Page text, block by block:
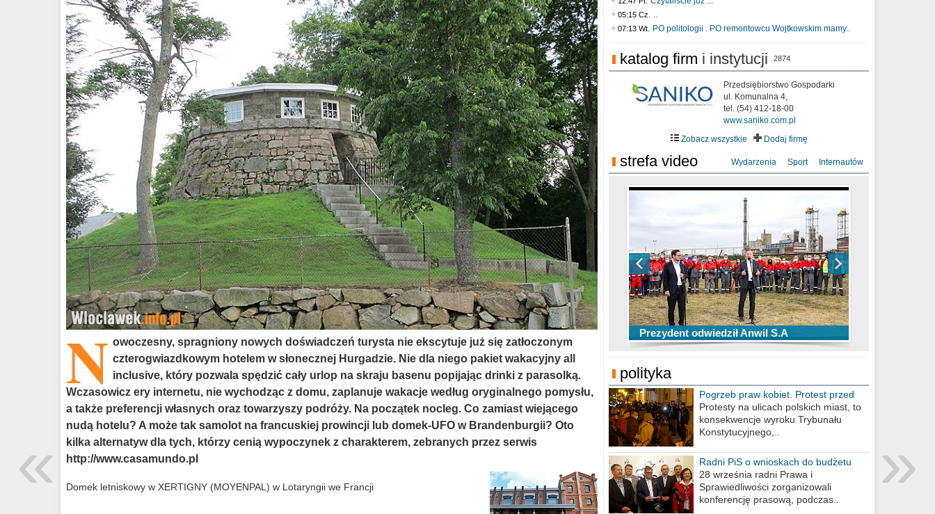
N owoczesny, spragniony nowych doświadczeń turysta nie ekscytuje już się zatłoczonym
czterogwiazdkowym hotelem w słonecznej Hurgadzie. Nie dla niego pakiet wakacyjny all
inclusive, który pozwala spędzić cały urlop na skraju basenu popijając drinki z parasolką.
Wczasowicz ery internetu, nie wychodząc z domu, zaplanuje wakacje według oryginalnego pomysłu,
a także preferencji własnych oraz towarzyszy podróży. Na początek nocleg. Co zamiast wiejącego
nudą hotelu? A może tak samolot na francuskiej prowincji lub domek-UFO w Brandenburgii? Oto
kilka alternatyw dla tych, którzy cenią wypoczynek z charakterem, zebranych przez serwis
http://www.casamundo.pl
Domek letniskowy w XERTIGNY (MOYENPAL) w Lotaryngii we Francji
05:15 Cz. ..
07:13 Wt. PO politologii . PO remontowcu Wojtkowskim mamy..
katalog firm i instytucji 2874
Przedsiębiorstwo Gospodarki
ul. Komunalna 4,
tel. (54) 412-18-00
www.saniko.com.pl
Zobacz wszystkie
Dodaj firmę
strefa video Wydarzenia Sport Internautów
Prezydent odwiedził Anwil S.A
TOP 10 przechwytów Anwilu Włocławek
w EBL w sezonie 2019/2020
TOP 5 rzutów Anwilu Włocławek w BCL
w sezonie 2019/2020
Ni To Ponk - W oczach mamy strach
sixf33t .Last Year DRONE FOOTAGE
Włocławek
XXIII Sesja Rady Miasta Włocławek VIII
kadencji w dniu 09.06.2020 r.
polityka
Pogrzeb praw kobiet. Protest przed
biurem poselskim PiS
Protesty na ulicach polskich miast, to
konsekwencje wyroku Trybunału
Konstytucyjnego,..
Radni PiS o wnioskach do budżetu
miasta na 2021 rok
28 września radni Prawa i
Sprawiedliwości zorganizowali
konferencję prasową, podczas..
»
«